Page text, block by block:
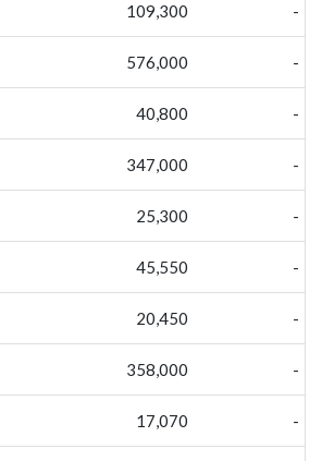
109,300 -
576,000 -
40,800 -
347,000 -
25,300 -
45,550 -
20,450 -
358,000 -
17,070 -